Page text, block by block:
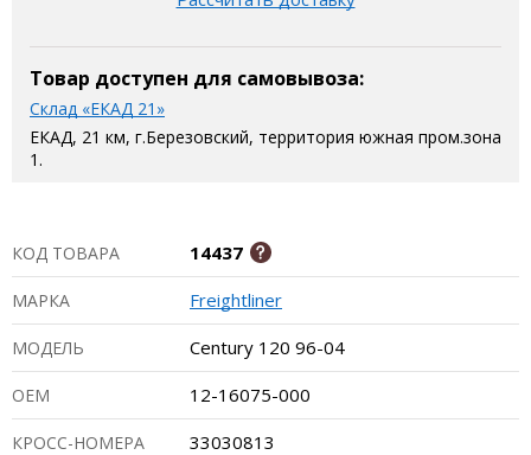
Товар доступен для самовывоза:
Склад «ЕКАД 21»
ЕКАД, 21 км, г.Березовский, территория южная пром.зона
1.
КОД ТОВАРА 14437
МАРКА Freightliner
МОДЕЛЬ Century 120 96-04
ОЕМ 12-16075-000
КРОСС-НОМЕРА 33030813